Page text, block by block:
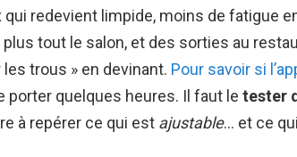
qui redevient limpide, moins de fatigue
tout le salon, et des sorties au
trous » en devinant. Pour savoir si
porter quelques heures. Il faut le tester
à repérer ce qui est ajustable… et ce